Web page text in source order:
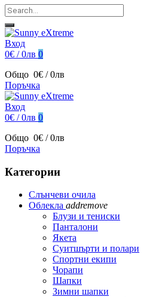
Вход
0€ / 0лв 0
Общо 0€ / 0лв
Поръчка
Вход
0€ / 0лв 0
Общо 0€ / 0лв
Поръчка
Категории
Слънчеви очила
Облекла addremove
Блузи и тениски
Панталони
Якета
Суитшърти и полари
Спортни екипи
Чорапи
Шапки
Зимни шапки